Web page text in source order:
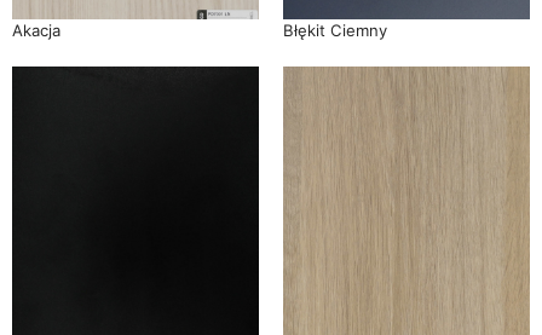
Akacja Błękit Ciemny